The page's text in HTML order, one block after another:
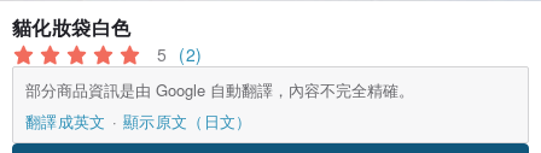
貓化妝袋白色
5 (2)
部分商品資訊是由 Google 自動翻譯，內容不完全精確。
翻譯成英文
顯示原文（日文）